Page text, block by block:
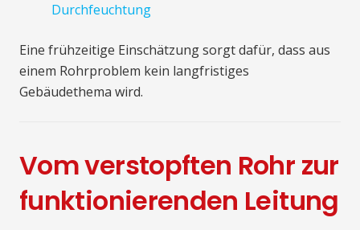
Durchfeuchtung
Eine frühzeitige Einschätzung sorgt dafür, dass aus
einem Rohrproblem kein langfristiges
Gebäudethema wird.
Vom verstopften Rohr zur
funktionierenden Leitung